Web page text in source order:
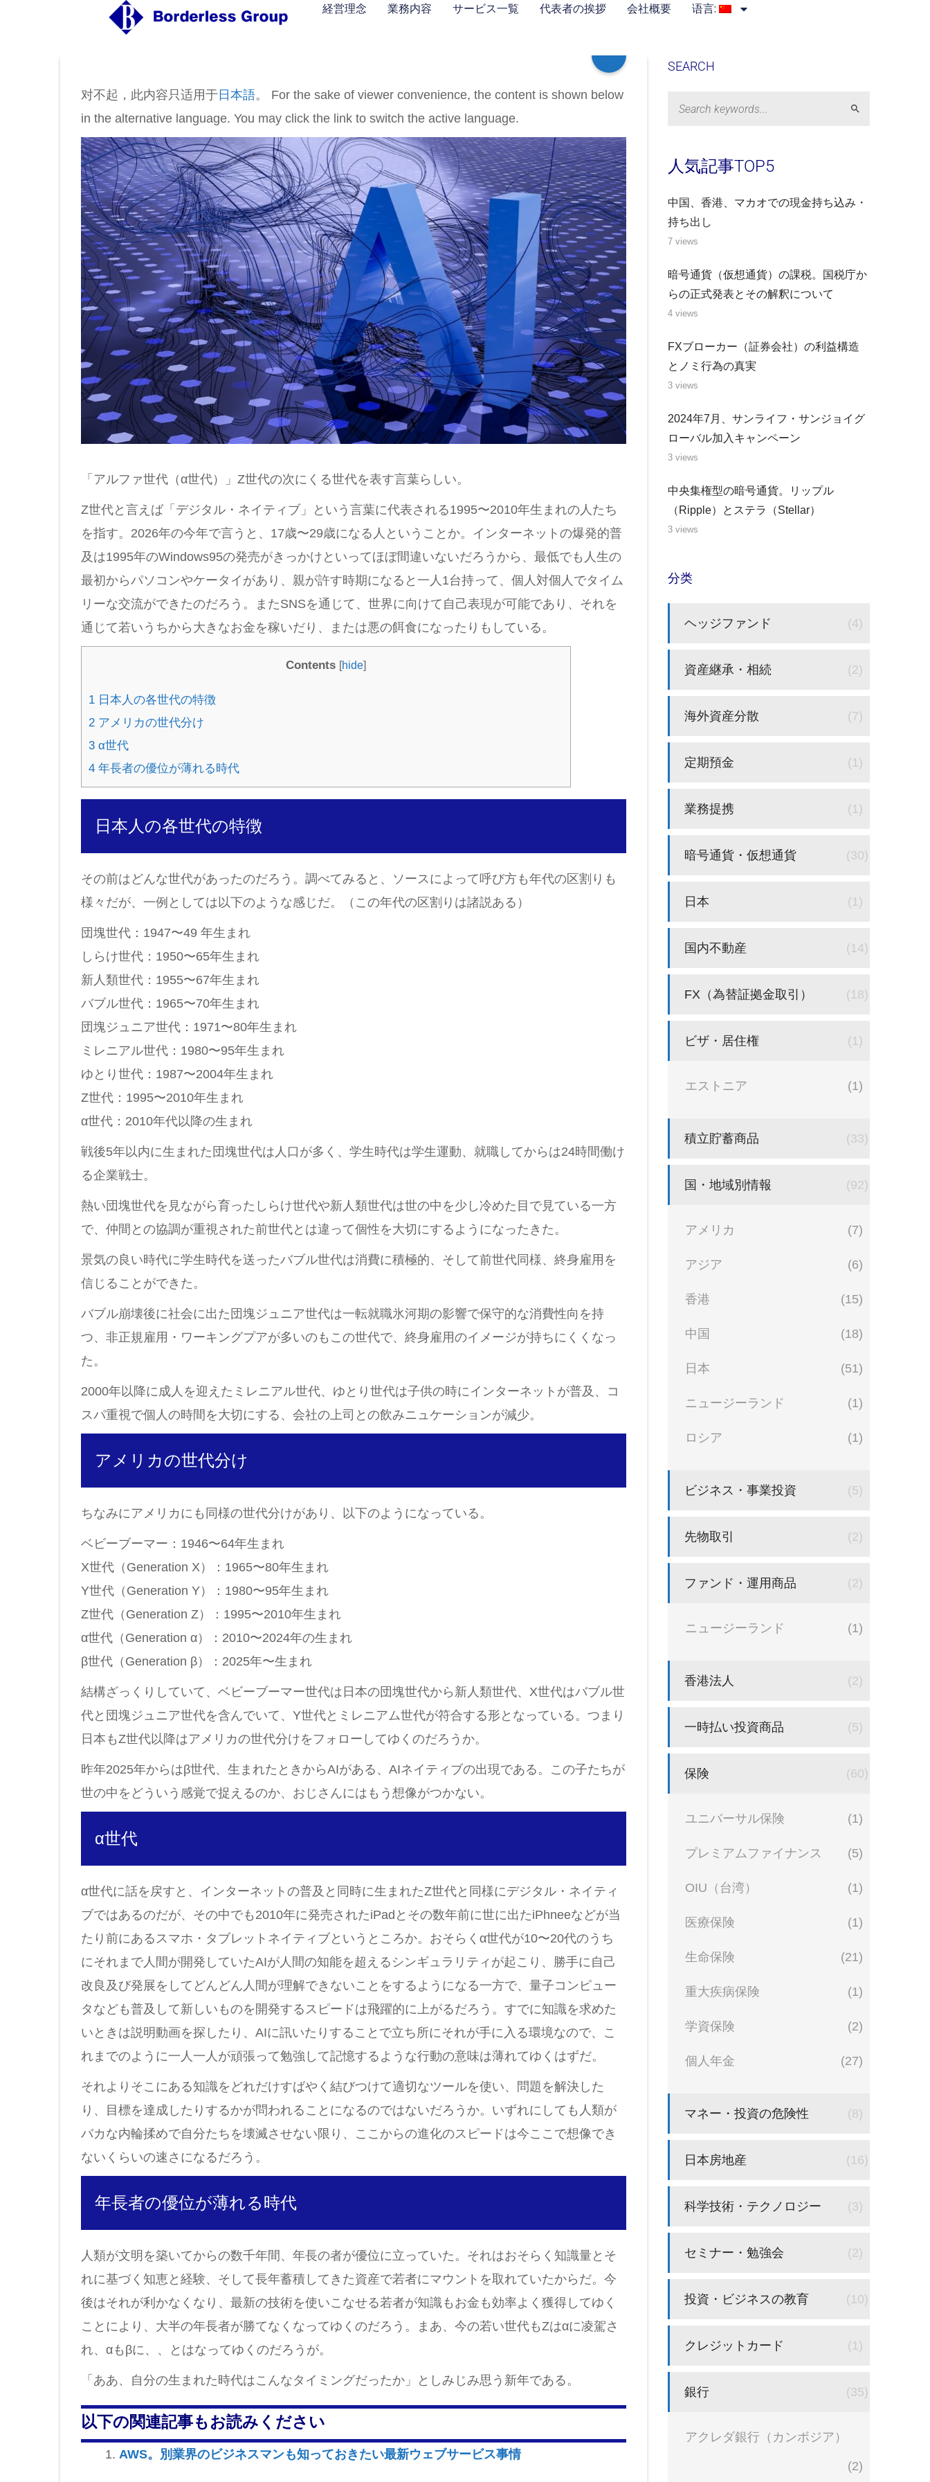
経営理念 業務内容 サービス一覧 代表者の挨拶 会社概要 语言:
对不起，此内容只适用于日本語。 For the sake of viewer convenience, the content is shown below
in the alternative language. You may click the link to switch the active language.
「アルファ世代（α世代）」Z世代の次にくる世代を表す言葉らしい。
Z世代と言えば「デジタル・ネイティブ」という言葉に代表される1995〜2010年生まれの人たち
を指す。2026年の今年で言うと、17歳〜29歳になる人ということか。インターネットの爆発的普
及は1995年のWindows95の発売がきっかけといってほぼ間違いないだろうから、最低でも人生の
最初からパソコンやケータイがあり、親が許す時期になると一人1台持って、個人対個人でタイム
リーな交流ができたのだろう。またSNSを通じて、世界に向けて自己表現が可能であり、それを
通じて若いうちから大きなお金を稼いだり、または悪の餌食になったりもしている。
Contents [hide]
1 日本人の各世代の特徴
2 アメリカの世代分け
3 α世代
4 年長者の優位が薄れる時代
日本人の各世代の特徴
その前はどんな世代があったのだろう。調べてみると、ソースによって呼び方も年代の区割りも
様々だが、一例としては以下のような感じだ。（この年代の区割りは諸説ある）
団塊世代：1947〜49 年生まれ
しらけ世代：1950〜65年生まれ
新人類世代：1955〜67年生まれ
バブル世代：1965〜70年生まれ
団塊ジュニア世代：1971〜80年生まれ
ミレニアル世代：1980〜95年生まれ
ゆとり世代：1987〜2004年生まれ
Z世代：1995〜2010年生まれ
α世代：2010年代以降の生まれ
戦後5年以内に生まれた団塊世代は人口が多く、学生時代は学生運動、就職してからは24時間働け
る企業戦士。
熱い団塊世代を見ながら育ったしらけ世代や新人類世代は世の中を少し冷めた目で見ている一方
で、仲間との協調が重視された前世代とは違って個性を大切にするようになったきた。
景気の良い時代に学生時代を送ったバブル世代は消費に積極的、そして前世代同様、終身雇用を
信じることができた。
バブル崩壊後に社会に出た団塊ジュニア世代は一転就職氷河期の影響で保守的な消費性向を持
つ、非正規雇用・ワーキングプアが多いのもこの世代で、終身雇用のイメージが持ちにくくなっ
た。
2000年以降に成人を迎えたミレニアル世代、ゆとり世代は子供の時にインターネットが普及、コ
スパ重視で個人の時間を大切にする、会社の上司との飲みニュケーションが減少。
アメリカの世代分け
ちなみにアメリカにも同様の世代分けがあり、以下のようになっている。
ベビーブーマー：1946〜64年生まれ
X世代（Generation X）：1965〜80年生まれ
Y世代（Generation Y）：1980〜95年生まれ
Z世代（Generation Z）：1995〜2010年生まれ
α世代（Generation α）：2010〜2024年の生まれ
β世代（Generation β）：2025年〜生まれ
結構ざっくりしていて、ベビーブーマー世代は日本の団塊世代から新人類世代、X世代はバブル世
代と団塊ジュニア世代を含んでいて、Y世代とミレニアム世代が符合する形となっている。つまり
日本もZ世代以降はアメリカの世代分けをフォローしてゆくのだろうか。
昨年2025年からはβ世代、生まれたときからAIがある、AIネイティブの出現である。この子たちが
世の中をどういう感覚で捉えるのか、おじさんにはもう想像がつかない。
α世代
α世代に話を戻すと、インターネットの普及と同時に生まれたZ世代と同様にデジタル・ネイティ
ブではあるのだが、その中でも2010年に発売されたiPadとその数年前に世に出たiPhneeなどが当
たり前にあるスマホ・タブレットネイティブというところか。おそらくα世代が10〜20代のうち
にそれまで人間が開発していたAIが人間の知能を超えるシンギュラリティが起こり、勝手に自己
改良及び発展をしてどんどん人間が理解できないことをするようになる一方で、量子コンピュー
タなども普及して新しいものを開発するスピードは飛躍的に上がるだろう。すでに知識を求めた
いときは説明動画を探したり、AIに訊いたりすることで立ち所にそれが手に入る環境なので、こ
れまでのように一人一人が頑張って勉強して記憶するような行動の意味は薄れてゆくはずだ。
それよりそこにある知識をどれだけすばやく結びつけて適切なツールを使い、問題を解決した
り、目標を達成したりするかが問われることになるのではないだろうか。いずれにしても人類が
バカな内輪揉めで自分たちを壊滅させない限り、ここからの進化のスピードは今ここで想像でき
ないくらいの速さになるだろう。
年長者の優位が薄れる時代
人類が文明を築いてからの数千年間、年長の者が優位に立っていた。それはおそらく知識量とそ
れに基づく知恵と経験、そして長年蓄積してきた資産で若者にマウントを取れていたからだ。今
後はそれが利かなくなり、最新の技術を使いこなせる若者が知識もお金も効率よく獲得してゆく
ことにより、大半の年長者が勝てなくなってゆくのだろう。まあ、今の若い世代もZはαに凌駕さ
れ、αもβに、、とはなってゆくのだろうが。
「ああ、自分の生まれた時代はこんなタイミングだったか」としみじみ思う新年である。
以下の関連記事もお読みください
AWS。別業界のビジネスマンも知っておきたい最新ウェブサービス事情
SEARCH
Search
人気記事TOP5
中国、香港、マカオでの現金持ち込み・
持ち出し
7 views
暗号通貨（仮想通貨）の課税。国税庁か
らの正式発表とその解釈について
4 views
FXブローカー（証券会社）の利益構造
とノミ行為の真実
3 views
2024年7月、サンライフ・サンジョイグ
ローバル加入キャンペーン
3 views
中央集権型の暗号通貨。リップル
（Ripple）とステラ（Stellar）
3 views
分类
ヘッジファンド (4)
資産継承・相続 (2)
海外資産分散 (7)
定期預金 (1)
業務提携 (1)
暗号通貨・仮想通貨 (30)
日本 (1)
国内不動産 (14)
FX（為替証拠金取引） (18)
ビザ・居住権 (1)
エストニア (1)
積立貯蓄商品 (33)
国・地域別情報 (92)
アメリカ (7)
アジア (6)
香港 (15)
中国 (18)
日本 (51)
ニュージーランド (1)
ロシア (1)
ビジネス・事業投資 (5)
先物取引 (2)
ファンド・運用商品 (2)
ニュージーランド (1)
香港法人 (2)
一時払い投資商品 (5)
保険 (60)
ユニバーサル保険 (1)
プレミアムファイナンス (5)
OIU（台湾） (1)
医療保険 (1)
生命保険 (21)
重大疾病保険 (1)
学資保険 (2)
個人年金 (27)
マネー・投資の危険性 (8)
日本房地産 (16)
科学技術・テクノロジー (3)
セミナー・勉強会 (2)
投資・ビジネスの教育 (10)
クレジットカード (1)
銀行 (35)
アクレダ銀行（カンボジア）
(2)